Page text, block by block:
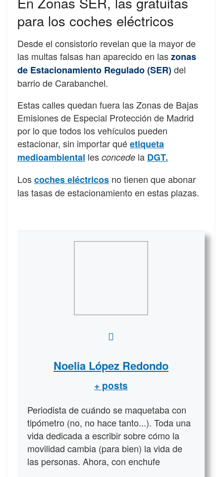
para los coches eléctricos
Desde el consistorio revelan que la mayor de
las multas falsas han aparecido en laszonas
de Estacionamiento Regulado (SER)del
barrio de Carabanchel.
Estas calles quedan fuera las Zonas de Bajas
Emisiones de Especial Protección de Madrid
por lo que todos los vehículos pueden
estacionar, sin importar quéetiqueta
medioambiental les concede la DGT.
Loscoches eléctricos no tienen que abonar
las tasas de estacionamiento en estas plazas.
Noelia López Redondo
+ posts
Periodista de cuándo se maquetaba con
tipómetro (no, no hace tanto...). Toda una
vida dedicada a escribir sobre cómo la
movilidad cambia (para bien) la vida de
las personas. Ahora, con enchufe